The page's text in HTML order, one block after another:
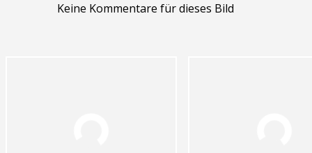
Keine Kommentare für dieses Bild